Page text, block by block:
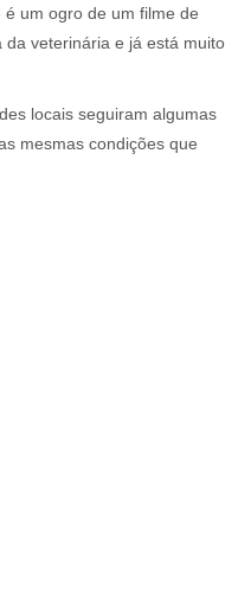
um ogro de um filme de
veterinária e já está muito
locais seguiram algumas
mesmas condições que